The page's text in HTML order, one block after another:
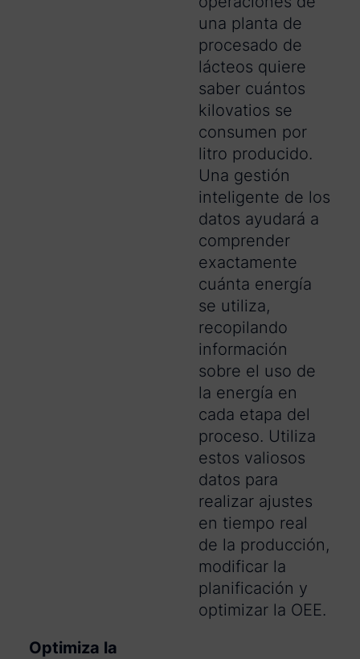
una planta de
procesado de
lácteos quiere
saber cuántos
kilovatios se
consumen por
litro producido.
Una gestión
inteligente de los
datos ayudará a
comprender
exactamente
cuánta energía
se utiliza,
recopilando
información
sobre el uso de
la energía en
cada etapa del
proceso. Utiliza
estos valiosos
datos para
realizar ajustes
en tiempo real
de la producción,
modificar la
planificación y
optimizar la OEE.
Optimiza la